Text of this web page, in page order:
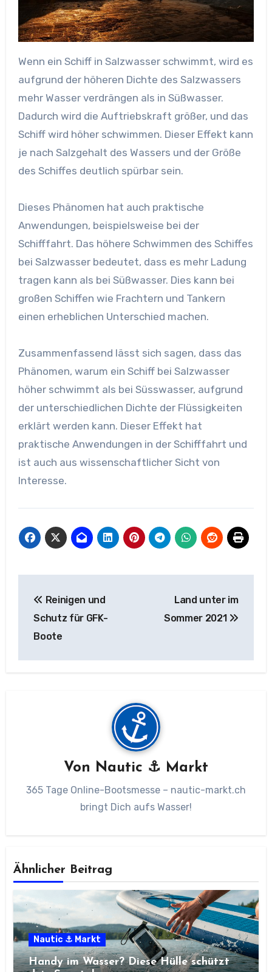
Wenn ein Schiff in Salzwasser schwimmt, wird es
aufgrund der höheren Dichte des Salzwassers
mehr Wasser verdrängen als in Süßwasser.
Dadurch wird die Auftriebskraft größer, und das
Schiff wird höher schwimmen. Dieser Effekt kann
je nach Salzgehalt des Wassers und der Größe
des Schiffes deutlich spürbar sein.
Dieses Phänomen hat auch praktische
Anwendungen, beispielsweise bei der
Schifffahrt. Das höhere Schwimmen des Schiffes
bei Salzwasser bedeutet, dass es mehr Ladung
tragen kann als bei Süßwasser. Dies kann bei
großen Schiffen wie Frachtern und Tankern
einen erheblichen Unterschied machen.
Zusammenfassend lässt sich sagen, dass das
Phänomen, warum ein Schiff bei Salzwasser
höher schwimmt als bei Süsswasser, aufgrund
der unterschiedlichen Dichte der Flüssigkeiten
erklärt werden kann. Dieser Effekt hat
praktische Anwendungen in der Schifffahrt und
ist auch aus wissenschaftlicher Sicht von
Interesse.
Reinigen und
Schutz für GFK-
Boote
Land unter im
Sommer 2021
Von Nautic ⚓ Markt
365 Tage Online-Bootsmesse – nautic-markt.ch
bringt Dich aufs Wasser!
Ähnlicher Beitrag
Nautic ⚓ Markt
Handy im Wasser? Diese Hülle schützt